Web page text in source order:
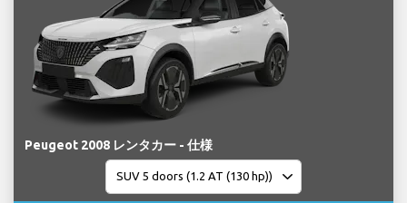
Peugeot 2008 レンタカー - 仕様